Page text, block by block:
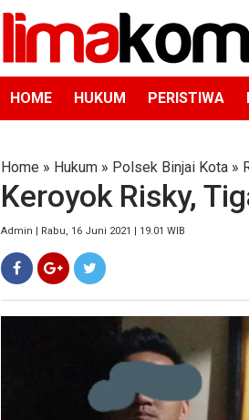
HOME HUKUM PERISTIWA
Home » Hukum » Polsek Binjai Kota »
Keroyok Risky,
Admin | Rabu, 16 Juni 2021 | 19.01 WIB